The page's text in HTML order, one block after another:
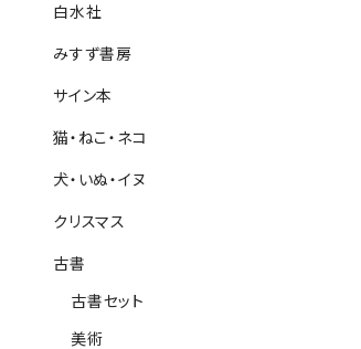
白水社
みすず書房
サイン本
猫・ねこ・ネコ
犬・いぬ・イヌ
クリスマス
古書
古書セット
美術